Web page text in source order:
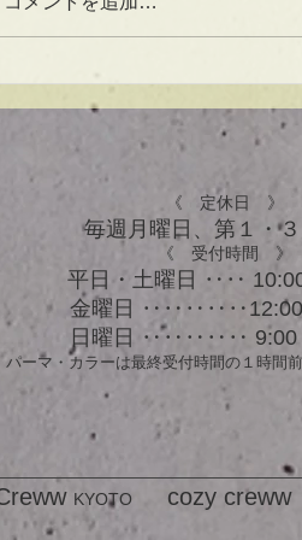
バスオイル★
《 定休日 》
毎週月曜日、​第１・
《 受付時間 》
平日・土曜日 ‥‥
金曜日
日曜日 ‥‥‥‥‥
パーマ・カラーは最終受付時間の１時間
KYOTO cozy creww